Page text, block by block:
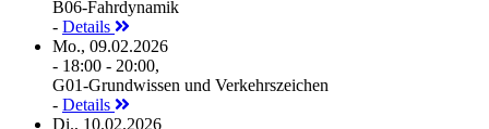
B06-Fahrdynamik
- Details
Mo., 09.02.2026
- 18:00 - 20:00,
G01-Grundwissen und Verkehrszeichen
- Details
Di., 10.02.2026